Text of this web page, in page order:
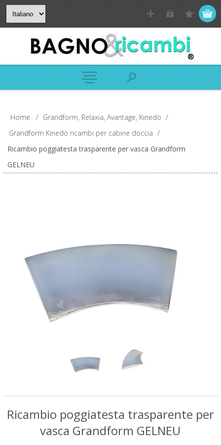
Home / Grandform, Relaxia, Avantage, Kinedo /
Grandform Kinedo ricambi per cabine doccia /
Ricambio poggiatesta trasparente per vasca Grandform
GELNEU
Ricambio poggiatesta trasparente per
vasca Grandform GELNEU